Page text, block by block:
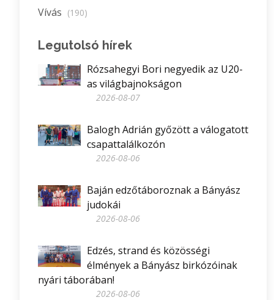
Vívás (190)
Legutolsó hírek
Rózsahegyi Bori negyedik az U20-
as világbajnokságon
2026-08-07
Balogh Adrián győzött a válogatott
csapattalálkozón
2026-08-06
Baján edzőtáboroznak a Bányász
judokái
2026-08-06
Edzés, strand és közösségi
élmények a Bányász birkózóinak
nyári táborában!
2026-08-06